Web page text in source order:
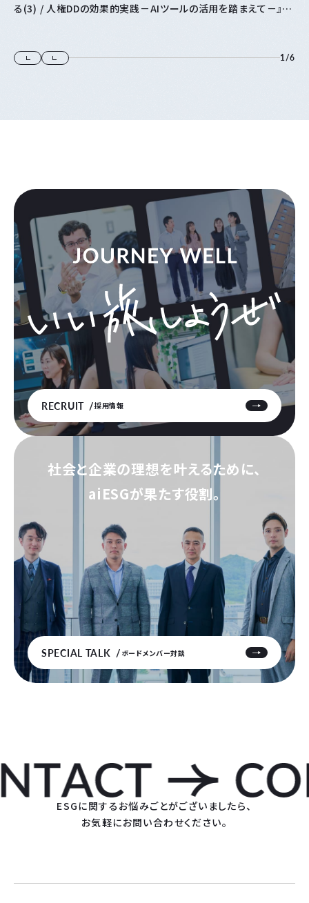
る(3) / 人権DDの効果的実践－AIツールの活用を踏まえて－』に
1/6
RECRUIT 採用情報
社会と企業の理想を叶えるために、
aiESGが果たす役割。
SPECIAL TALK ボードメンバー対談
ESGに関するお悩みごとがございましたら、
お気軽にお問い合わせください。